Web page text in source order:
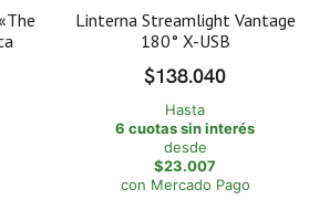
Linterna Streamlight Vantage
180° X-USB
$138.040
Hasta
6 cuotas sin interés
desde
$23.007
con Mercado Pago